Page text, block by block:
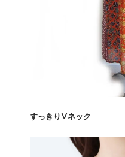
すっきりVネック